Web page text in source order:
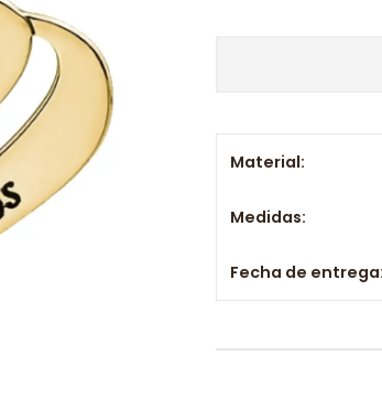
Material:
Medidas:
Fecha de entrega: